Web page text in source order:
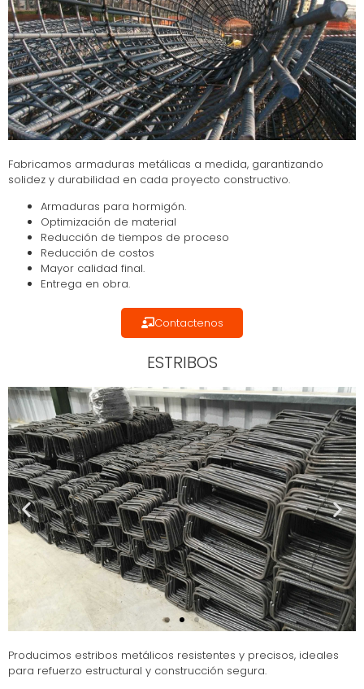
Fabricamos armaduras metálicas a medida, garantizando
solidez y durabilidad en cada proyecto constructivo.
Armaduras para hormigón.
Optimización de material
Reducción de tiempos de proceso
Reducción de costos
Mayor calidad final.
Entrega en obra.
Contactenos
ESTRIBOS
Producimos estribos metálicos resistentes y precisos, ideales
para refuerzo estructural y construcción segura.